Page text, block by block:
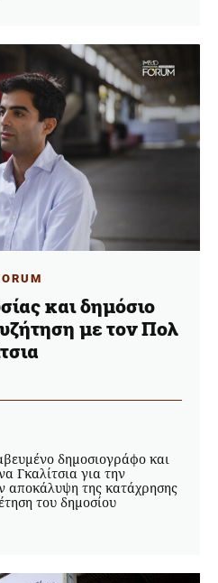
και δημόσιο
με τον Πολ
δημοσιογράφο και
Γκαλίτσια για την
αποκάλυψη της κατάχρησης
του δημοσίου